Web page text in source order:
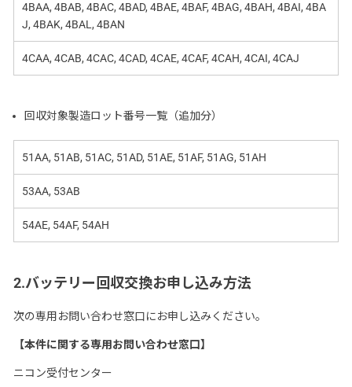
4BAA, 4BAB, 4BAC, 4BAD, 4BAE, 4BAF, 4BAG, 4BAH, 4BAI, 4BA
J, 4BAK, 4BAL, 4BAN
4CAA, 4CAB, 4CAC, 4CAD, 4CAE, 4CAF, 4CAH, 4CAI, 4CAJ
回収対象製造ロット番号一覧（追加分）
51AA, 51AB, 51AC, 51AD, 51AE, 51AF, 51AG, 51AH
53AA, 53AB
54AE, 54AF, 54AH
2.バッテリー回収交換お申し込み方法
次の専用お問い合わせ窓口にお申し込みください。
【本件に関する専用お問い合わせ窓口】
ニコン受付センター